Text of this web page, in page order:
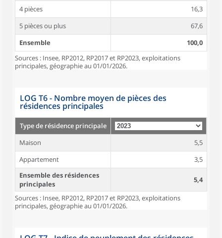
4 pièces
16,3
5 pièces ou plus
67,6
Ensemble
100,0
Sources : Insee, RP2012, RP2017 et RP2023, exploitations
principales, géographie au 01/01/2026.
LOG T6 - Nombre moyen de pièces des
résidences principales
Type de résidence principale
Maison
5,5
Appartement
3,5
Ensemble des résidences
principales
5,4
Sources : Insee, RP2012, RP2017 et RP2023, exploitations
principales, géographie au 01/01/2026.